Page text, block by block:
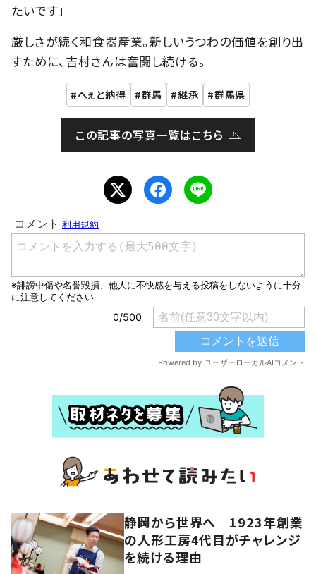
たいです」
厳しさが続く和食器産業。新しいうつわの価値を創り出
すために、吉村さんは奮闘し続ける。
へぇと納得 群馬 継承 群馬県
この記事の写真一覧はこちら
静岡から世界へ 1923年創業
の人形工房4代目がチャレンジ
を続ける理由